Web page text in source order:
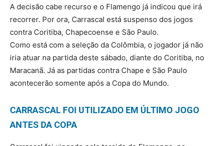
A decisão cabe recurso e o Flamengo já indicou que irá
recorrer. Por ora, Carrascal está suspenso dos jogos
contra Coritiba, Chapecoense e São Paulo.
Como está com a seleção da Colômbia, o jogador já não
iria atuar na partida deste sábado, diante do Coritiba, no
Maracanã. Já as partidas contra Chape e São Paulo
acontecerão somente após a Copa do Mundo.
CARRASCAL FOI UTILIZADO EM ÚLTIMO JOGO
ANTES DA COPA